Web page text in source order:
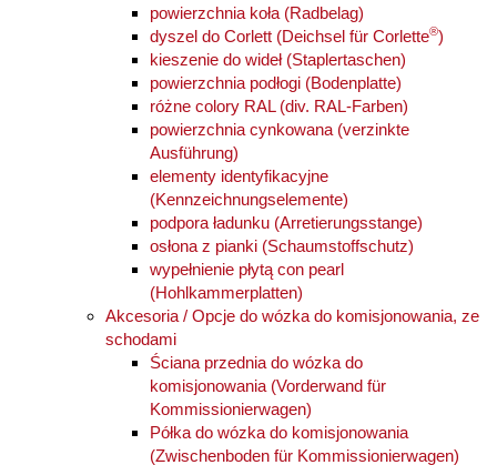
powierzchnia koła (Radbelag)
dyszel do Corlett (Deichsel für Corlette®)
kieszenie do wideł (Staplertaschen)
powierzchnia podłogi (Bodenplatte)
różne colory RAL (div. RAL-Farben)
powierzchnia cynkowana (verzinkte
Ausführung)
elementy identyfikacyjne
(Kennzeichnungselemente)
podpora ładunku (Arretierungsstange)
osłona z pianki (Schaumstoffschutz)
wypełnienie płytą con pearl
(Hohlkammerplatten)
Akcesoria / Opcje do wózka do komisjonowania, ze
schodami
Ściana przednia do wózka do
komisjonowania (Vorderwand für
Kommissionierwagen)
Półka do wózka do komisjonowania
(Zwischenboden für Kommissionierwagen)